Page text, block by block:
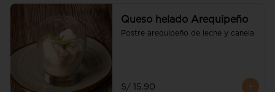
Queso helado Arequipeño
Postre arequipeño de leche y canela
S/ 15.90